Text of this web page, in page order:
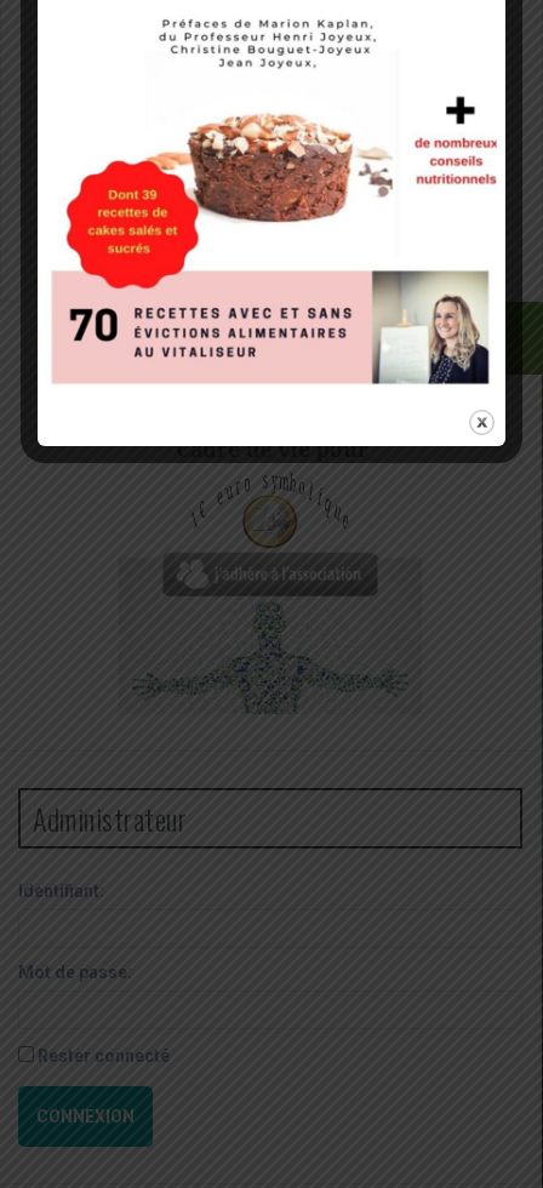
Notify me of followup comments via e-mail. You can
subscribewithout commenting.
Administrateur
Identifiant:
Mot de passe:
Rester connecté
CONNEXION